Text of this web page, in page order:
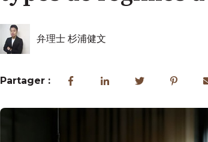
弁理士 杉浦健文
Partager :